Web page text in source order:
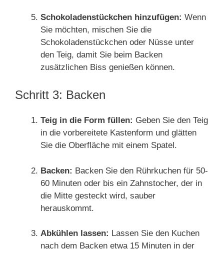
Schokoladenstückchen hinzufügen: Wenn
Sie möchten, mischen Sie die
Schokoladenstückchen oder Nüsse unter
den Teig, damit Sie beim Backen
zusätzlichen Biss genießen können.
Schritt 3: Backen
Teig in die Form füllen: Geben Sie den Teig
in die vorbereitete Kastenform und glätten
Sie die Oberfläche mit einem Spatel.
Backen: Backen Sie den Rührkuchen für 50-
60 Minuten oder bis ein Zahnstocher, der in
die Mitte gesteckt wird, sauber
herauskommt.
Abkühlen lassen: Lassen Sie den Kuchen
nach dem Backen etwa 15 Minuten in der